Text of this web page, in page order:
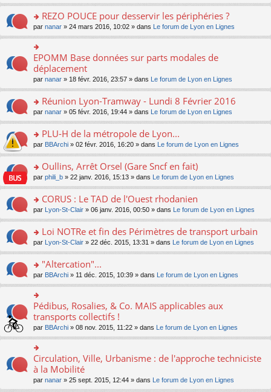
e
nt
pl
u
s
c
nt
o
lu
le
pl
u
s
ré
e
e
n
o
n
lu
le
pl
u
s
ré
e
e
s
a
e
n
o
n
pl
u
s
ré
e
er
le
m
e
s
s
a
g
e
n
o
lu
le
pl
u
s
c
e
nt
o
n
s
ult
er
le
m
e
s
a
e
n
o
lu
le
pl
u
s
e
nt
REZO POUCE pour desservir les périphéries ?
par nanar » 24 mars 2016, 10:02 » dans Le forum de Lyon en Lignes
o
n
ult
er
le
m
e
s
a
g
e
n
lu
le
pl
u
ré
c
e
nt
EPOMM Base données sur parts modales de
déplacement
par nanar » 18 févr. 2016, 23:57 » dans Le forum de Lyon en Lignes
o
n
ult
er
le
m
e
a
g
e
n
n
le
pl
u
s
ré
c
e
nt
Réunion Lyon-Tramway - Lundi 8 Février 2016
par nanar » 05 févr. 2016, 19:44 » dans Le forum de Lyon en Lignes
o
n
ult
er
le
m
e
a
g
e
n
n
le
pl
u
s
c
nt
PLU-H de la métropole de Lyon...
par BBArchi » 02 févr. 2016, 16:20 » dans Le forum de Lyon en Lignes
o
n
ult
er
le
m
e
a
g
e
n
o
n
lu
le
pl
u
s
ré
e
Oullins, Arrêt Orsel (Gare Sncf en fait)
par phili_b » 22 janv. 2016, 15:13 » dans Le forum de Lyon en Lignes
o
n
ult
er
le
m
e
s
g
e
n
o
n
lu
le
pl
u
CORUS : Le TAD de l'Ouest rhodanien
par Lyon-St-Clair » 06 janv. 2016, 00:50 » dans Le forum de Lyon en Lignes
o
n
ult
er
le
m
e
s
a
e
n
o
n
Loi NOTRe et fin des Périmètres de transport urbain
par Lyon-St-Clair » 22 déc. 2015, 13:31 » dans Le forum de Lyon en Lignes
o
n
s
ult
er
le
m
e
s
s
a
g
e
"Altercation"...
par BBArchi » 11 déc. 2015, 10:39 » dans Le forum de Lyon en Lignes
o
n
ult
er
le
m
e
s
Pédibus, Rosalies, & Co. MAIS applicables aux
transports collectifs !
par BBArchi » 08 nov. 2015, 11:22 » dans Le forum de Lyon en Lignes
o
n
ult
Circulation, Ville, Urbanisme : de l'approche techniciste
à la Mobilité
par nanar » 25 sept. 2015, 12:44 » dans Le forum de Lyon en Lignes